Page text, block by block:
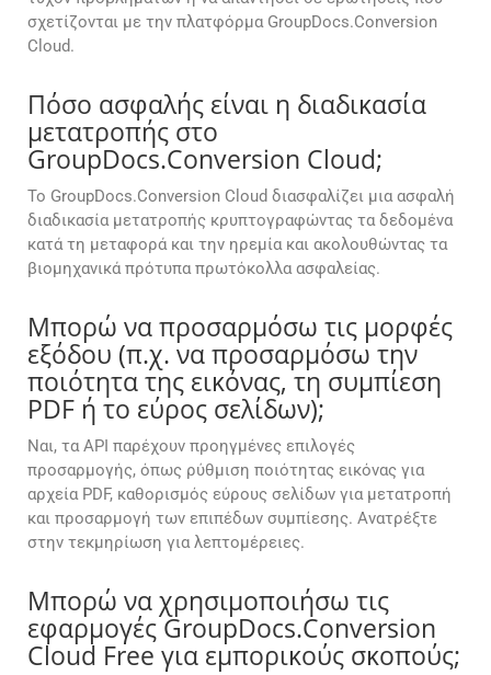
σχετίζονται με την πλατφόρμα GroupDocs.Conversion
Cloud.
Πόσο ασφαλής είναι η διαδικασία
μετατροπής στο
GroupDocs.Conversion Cloud;
Το GroupDocs.Conversion Cloud διασφαλίζει μια ασφαλή
διαδικασία μετατροπής κρυπτογραφώντας τα δεδομένα
κατά τη μεταφορά και την ηρεμία και ακολουθώντας τα
βιομηχανικά πρότυπα πρωτόκολλα ασφαλείας.
Μπορώ να προσαρμόσω τις μορφές
εξόδου (π.χ. να προσαρμόσω την
ποιότητα της εικόνας, τη συμπίεση
PDF ή το εύρος σελίδων);
Ναι, τα API παρέχουν προηγμένες επιλογές
προσαρμογής, όπως ρύθμιση ποιότητας εικόνας για
αρχεία PDF, καθορισμός εύρους σελίδων για μετατροπή
και προσαρμογή των επιπέδων συμπίεσης. Ανατρέξτε
στην τεκμηρίωση για λεπτομέρειες.
Μπορώ να χρησιμοποιήσω τις
εφαρμογές GroupDocs.Conversion
Cloud Free για εμπορικούς σκοπούς;